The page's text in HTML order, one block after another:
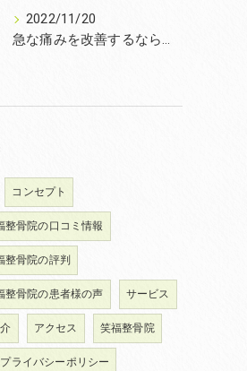
2022/11/20
急な痛みを改善するなら和泉市の土日診療の笑福整骨院【2022年11月20日の予約状況】
コンセプト
整骨院の口コミ情報
整骨院の評判
整骨院の患者様の声 サービス
アクセス 笑福整骨院
プライバシーポリシー